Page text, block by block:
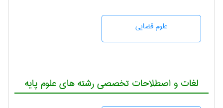
علوم قضایی
لغات و اصطلاحات تخصصی رشته های علوم پایه